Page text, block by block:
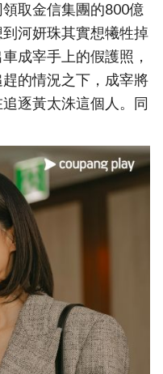
取金信集團的800億
河妍珠其實想犧牲掉
成宰手上的假護照，
的情況之下，成宰將
逐黃太洙這個人。同